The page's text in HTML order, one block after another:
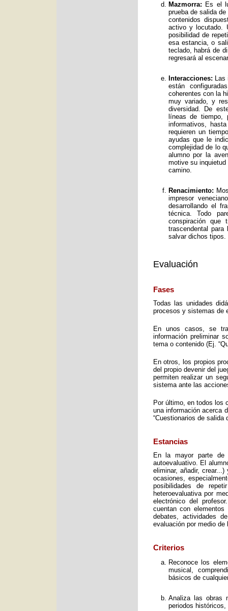
Mazmorra: Es el
prueba de salida
contenidos
activo y locutado.
posibilidad de
esa estancia, o
teclado, habrá de
regresará al
Interacciones: Las
están
coherentes con la
muy variado, y
diversidad. De
líneas de tiempo,
informativos,
requieren un
ayudas que le
complejidad de lo
alumno por la
motive su
camino.
Renacimiento:
impresor
desarrollando el
técnica. Todo
conspiración
trascendental
salvar dichos tipos.
Evaluación
Fases
Todas las unidades
procesos y sistemas de
En unos casos, se
información preliminar
tema o contenido (Ej.
En otros, los propios
del propio devenir del
permiten realizar un
sistema ante las
Por último, en todos los
una información acerca
“Cuestionarios de salida
Estancias
En la mayor parte de
autoevaluativo. El
eliminar, añadir,
ocasiones,
posibilidades de
heteroevaluativa por
electrónico del
cuentan con
debates, actividades
evaluación por medio
Criterios
Reconoce los
musical,
básicos de
Analiza las obras
periodos